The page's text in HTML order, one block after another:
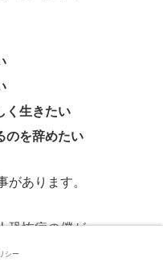
く生きたい
のを辞めたい
があります。
恐怖症の僕が
ピソードです。
シー